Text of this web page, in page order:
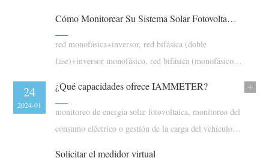
Medidor virtual
Tienda
Recursos
Cómo Monitorear Su Sistema Solar Fotovoltaico con IAMMETER — Guía Completa del Medidor de Energía
red monofásica+inversor, red bifásica (doble
fase)+inversor monofásico, red bifásica (monofásico
21
2024-02
¿Qué capacidades ofrece IAMMETER?
monitoreo de energía solar fotovoltaica, monitoreo del
consumo eléctrico o gestión de la carga del vehículo
24
2024-01
Solicitar el medidor virtual